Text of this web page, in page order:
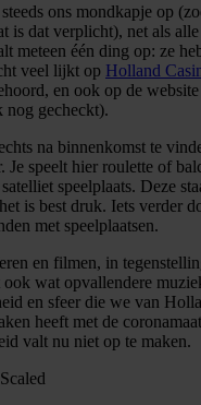
ons mondkapje op
is dat verplicht), net als alle
meteen één ding op: ze
veel lijkt op Holland
en ook op de
nog gecheckt).
na binnenkomst te
Je speelt hier roulette of
speelplaats. Deze
is best druk. Iets verder
met speelplaatsen.
en filmen, in
wat opvallendere
en sfeer die we van
heeft met de
valt nu niet op te maken.